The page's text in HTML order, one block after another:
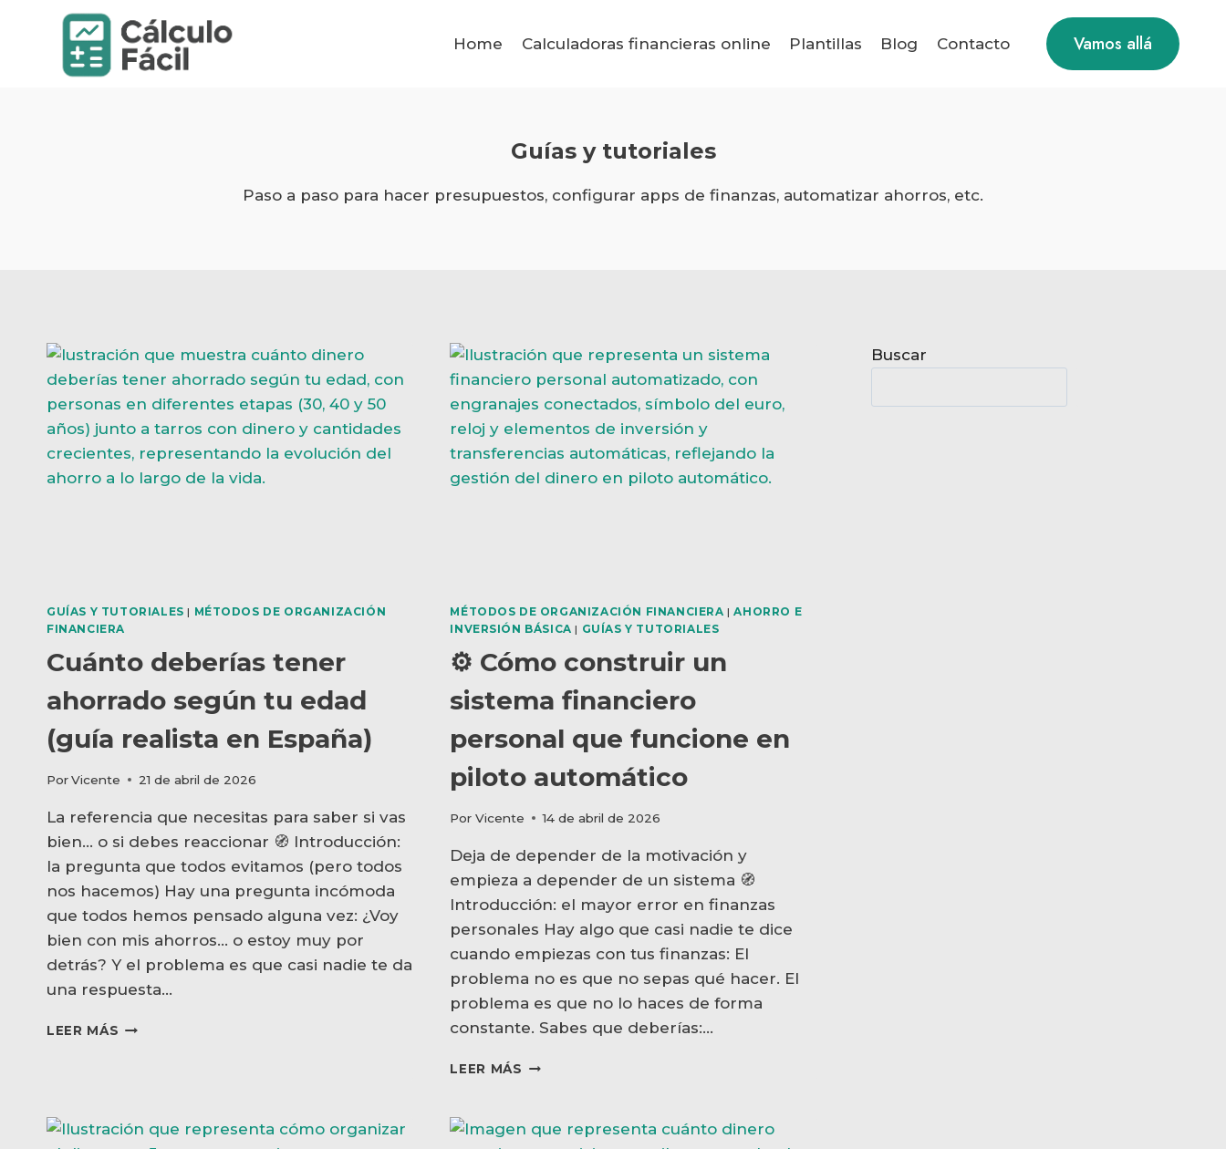
contenido
Home Calculadoras financieras online Plantillas Blog Contacto Vamos allá
Guías y tutoriales
Paso a paso para hacer presupuestos, configurar apps de finanzas, automatizar ahorros, etc.
GUÍAS Y TUTORIALES | MÉTODOS DE ORGANIZACIÓN
FINANCIERA
Cuánto deberías tener
ahorrado según tu edad
(guía realista en España)
PorVicente 21 de abril de 2026
La referencia que necesitas para saber si vas
bien… o si debes reaccionar 🧭 Introducción:
la pregunta que todos evitamos (pero todos
nos hacemos) Hay una pregunta incómoda
que todos hemos pensado alguna vez: ¿Voy
bien con mis ahorros… o estoy muy por
detrás? Y el problema es que casi nadie te da
una respuesta…
LEER MÁS CUÁNTO
TU
EDAD
MÉTODOS DE ORGANIZACIÓN FINANCIERA |AHORRO E
INVERSIÓN BÁSICA | GUÍAS Y TUTORIALES
⚙️ Cómo construir un
sistema financiero
personal que funcione en
piloto automático
Por Vicente 14 de abril de 2026
Deja de depender de la motivación y
empieza a depender de un sistema 🧭
Introducción: el mayor error en finanzas
personales Hay algo que casi nadie te dice
cuando empiezas con tus finanzas: El
problema no es que no sepas qué hacer. El
problema es que no lo haces de forma
constante. Sabes que deberías:…
LEER MÁS
SISTEMA
Buscar